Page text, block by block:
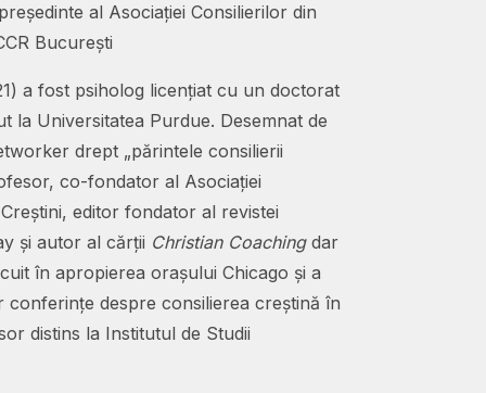
al Asociației Consilierilor din
București
a fost psiholog licențiat cu un doctorat
la Universitatea Purdue. Desemnat de
drept „părintele consilierii
co-fondator al Asociației
editor fondator al revistei
și autor al cărții Christian Coachingdar
în apropierea orașului Chicago și a
despre consilierea creștină în
distins la Institutul de Studii